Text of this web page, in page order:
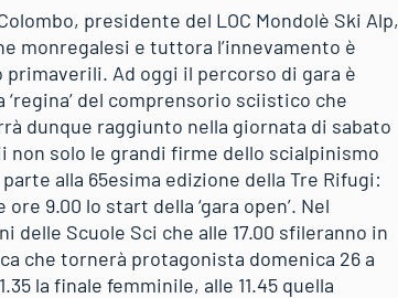
presidente del LOC Mondolè Ski Alp,
monregalesi e tuttora l’innevamento è
Ad oggi il percorso di gara è
del comprensorio sciistico che
dunque raggiunto nella giornata di sabato
non solo le grandi firme dello scialpinismo
alla 65esima edizione della Tre Rifugi:
9.00 lo start della ‘gara open’. Nel
Scuole Sci che alle 17.00 sfileranno in
che tornerà protagonista domenica 26 a
la finale femminile, alle 11.45 quella